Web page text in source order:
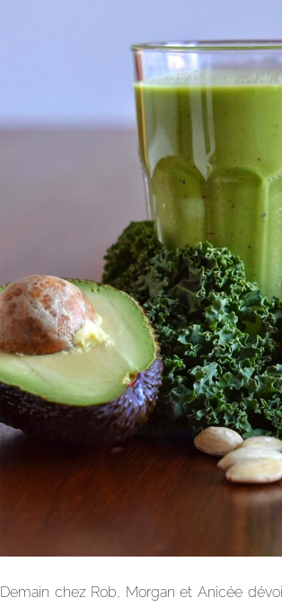
Demain chez Rob, Morgan et Anicée